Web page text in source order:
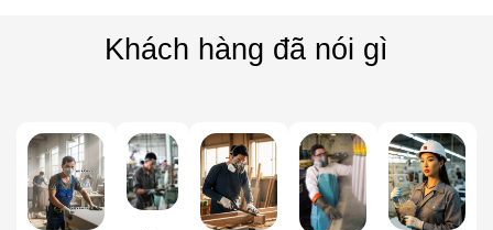
Khách hàng đã nói gì